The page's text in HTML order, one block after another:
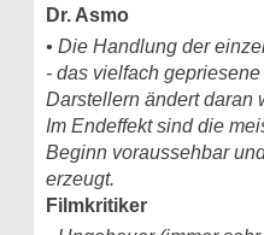
Dr. Asmo
• Die Handlung der
- das vielfach
Darstellern ändert daran
Im Endeffekt sind die
Beginn voraussehbar
erzeugt.
Filmkritiker